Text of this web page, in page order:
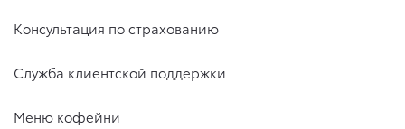
Консультация по страхованию
Служба клиентской поддержки
Меню кофейни